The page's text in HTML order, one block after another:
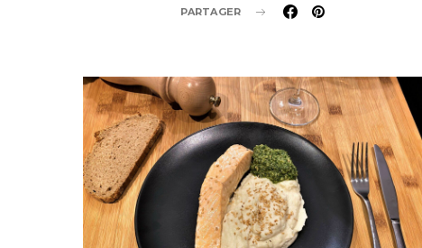
PARTAGER